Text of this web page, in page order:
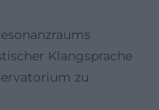
Klangsprache
zu